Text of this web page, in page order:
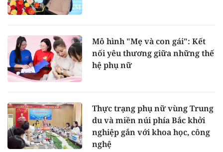
Mô hình "Mẹ và con gái": Kết
nối yêu thương giữa những thế
hệ phụ nữ
Thực trạng phụ nữ vùng Trung
du và miền núi phía Bắc khởi
nghiệp gắn với khoa học, công
nghệ